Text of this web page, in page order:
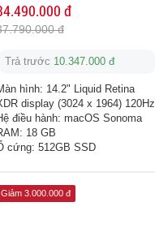
đ
đ
Trả trước 10.347.000 đ
hình: 14.2" Liquid Retina
display (3024 x 1964) 120Hz
điều hành: macOS Sonoma
18 GB
cứng: 512GB SSD
Giảm 3.000.000 đ